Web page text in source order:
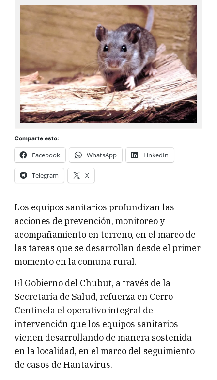
Comparte esto:
Facebook WhatsApp LinkedIn
Telegram X
Los equipos sanitarios profundizan las
acciones de prevención, monitoreo y
acompañamiento en terreno, en el marco de
las tareas que se desarrollan desde el primer
momento en la comuna rural.
El Gobierno del Chubut, a través de la
Secretaría de Salud, refuerza en Cerro
Centinela el operativo integral de
intervención que los equipos sanitarios
vienen desarrollando de manera sostenida
en la localidad, en el marco del seguimiento
de casos de Hantavirus.